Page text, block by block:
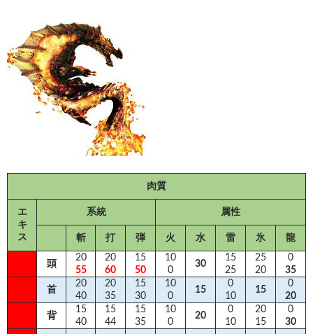
肉質
エ
キ
ス
系統 属性
斬 打 弾 火 水 雷 氷 龍
頭
20
55
20
60
15
50
10
0
30
15
25
25
20
0
35
首
20
40
20
35
15
30
10
0
15
0
10
15
0
20
背
15
40
15
44
15
35
10
0
20
0
10
20
15
0
30